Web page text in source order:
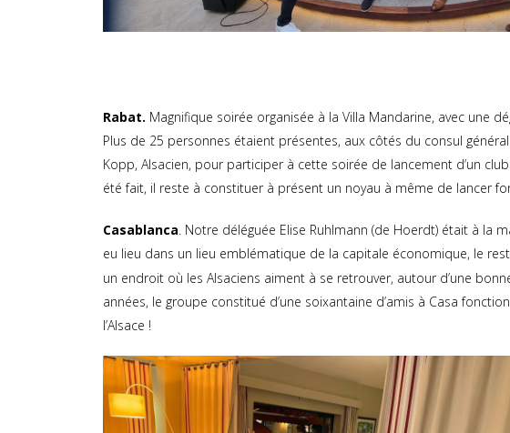
Rabat. Magnifique soirée organisée à la Villa Mandarine, avec une
Plus de 25 personnes étaient présentes, aux côtés du consul
Kopp, Alsacien, pour participer à cette soirée de lancement d’un
été fait, il reste à constituer à présent un noyau à même de lancer
Casablanca. Notre déléguée Elise Ruhlmann (de Hoerdt) était à la
eu lieu dans un lieu emblématique de la capitale économique, le
un endroit où les Alsaciens aiment à se retrouver, autour d’une
années, le groupe constitué d’une soixantaine d’amis à Casa
l’Alsace !